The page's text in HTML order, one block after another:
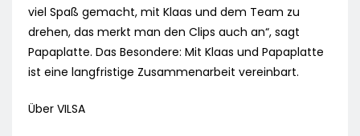
viel Spaß gemacht, mit Klaas und dem Team zu
drehen, das merkt man den Clips auch an“, sagt
Papaplatte. Das Besondere: Mit Klaas und Papaplatte
ist eine langfristige Zusammenarbeit vereinbart.
Über VILSA